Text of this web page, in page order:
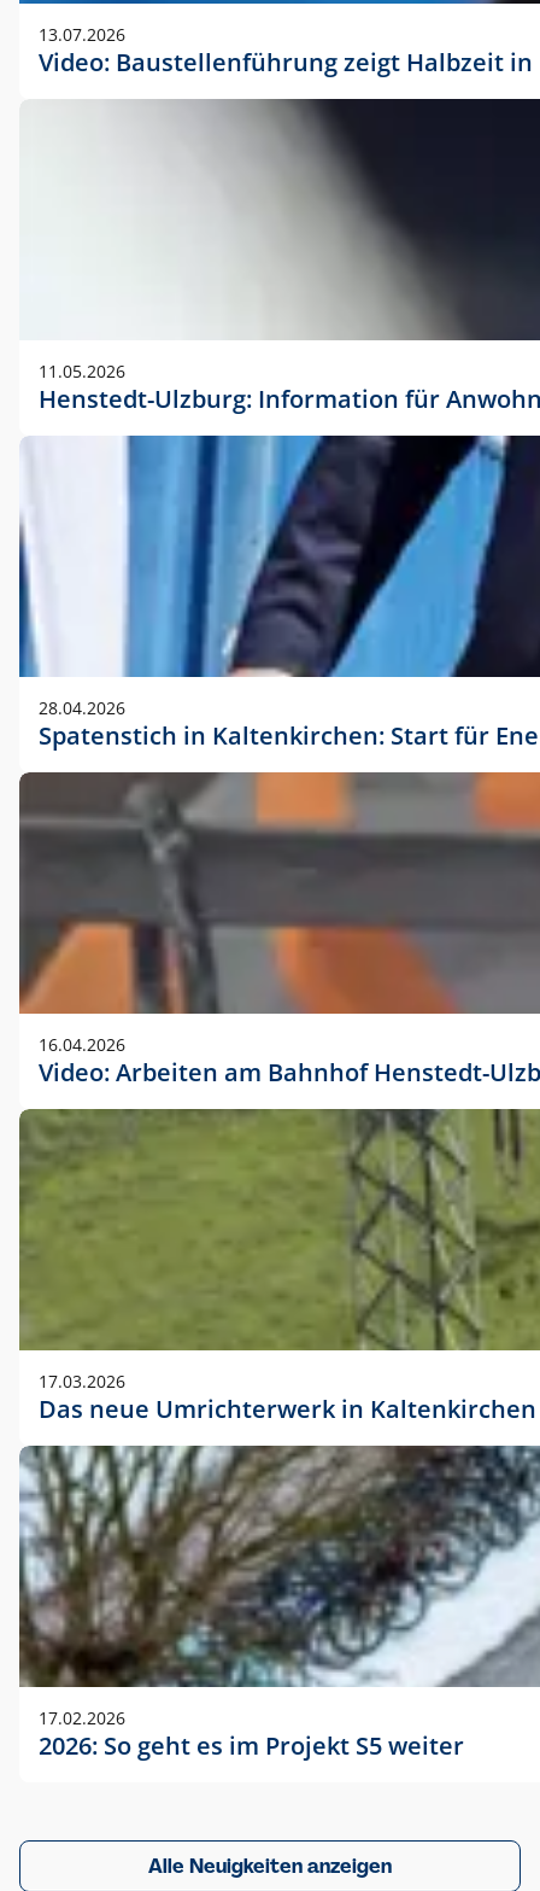
13.07.2026
Video: Baustellenführung zeigt Halbzeit
11.05.2026
Henstedt-Ulzburg: Information für
28.04.2026
Spatenstich in Kaltenkirchen: Start für
16.04.2026
Video: Arbeiten am Bahnhof Henstedt-
17.03.2026
Das neue Umrichterwerk in Kaltenkirchen
17.02.2026
2026: So geht es im Projekt S5 weiter
Alle Neuigkeiten anzeigen